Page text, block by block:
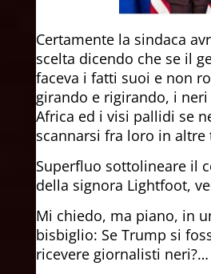
Certamente la sindaca
scelta dicendo che se il
faceva i fatti suoi e non
girando e rigirando, i
Africa ed i visi pallidi se
scannarsi fra loro in altre
Superfluo sottolineare il
della signora Lightfoot,
Mi chiedo, ma piano, in
bisbiglio: Se Trump si
ricevere giornalisti neri?…